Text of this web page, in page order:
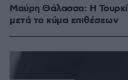
Μαύρη Θάλασσα: Η
μετά το κύμα επιθέσεων